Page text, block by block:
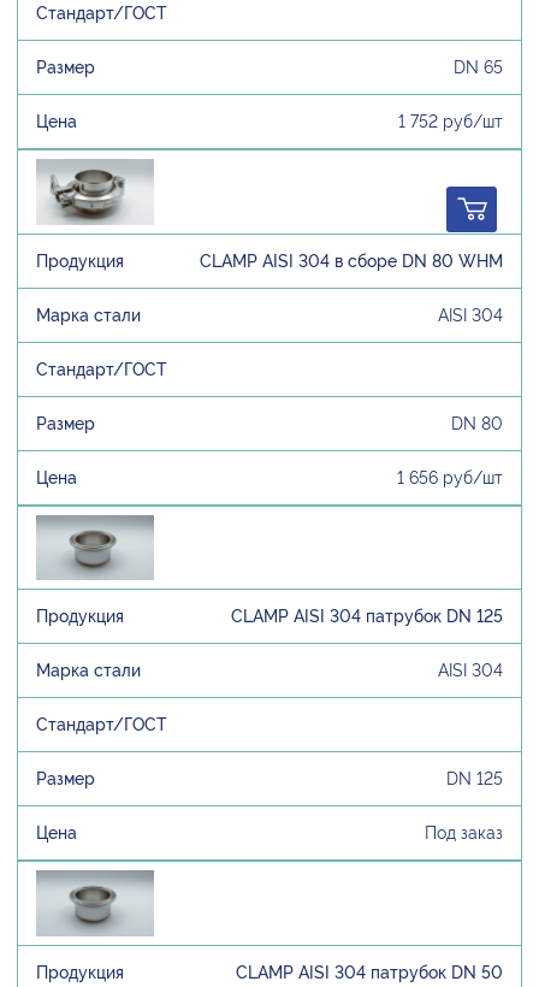
DN 65
1 752 руб/шт
CLAMP AISI 304 в сборе DN 80 WHM
AISI 304
DN 80
1 656 руб/шт
CLAMP AISI 304 патрубок DN 125
AISI 304
DN 125
Под заказ
CLAMP AISI 304 патрубок DN 50